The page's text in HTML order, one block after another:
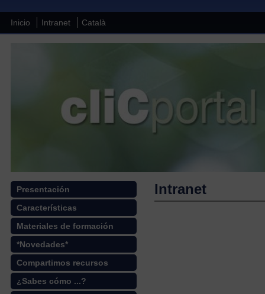
Inicio Intranet Català
Presentación
Características
Materiales de formación
*Novedades*
Compartimos recursos
¿Sabes cómo ...?
Intranet